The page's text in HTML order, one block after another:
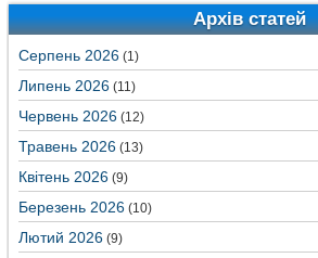
Архів статей
Серпень 2026 (1)
Липень 2026 (11)
Червень 2026 (12)
Травень 2026 (13)
Квітень 2026 (9)
Березень 2026 (10)
Лютий 2026 (9)